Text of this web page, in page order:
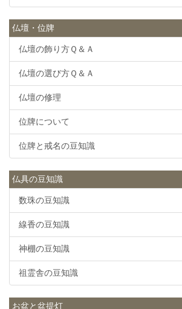
仏壇・位牌
仏壇の飾り方Ｑ＆Ａ
仏壇の選び方Ｑ＆Ａ
仏壇の修理
位牌について
位牌と戒名の豆知識
仏具の豆知識
数珠の豆知識
線香の豆知識
神棚の豆知識
祖霊舎の豆知識
お盆と盆提灯